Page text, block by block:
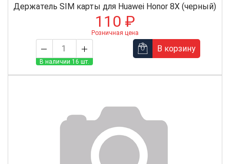
Держатель SIM карты для Huawei Honor 8X (черный)
110 ₽
Розничная цена
В наличии 16 шт.
В корзину